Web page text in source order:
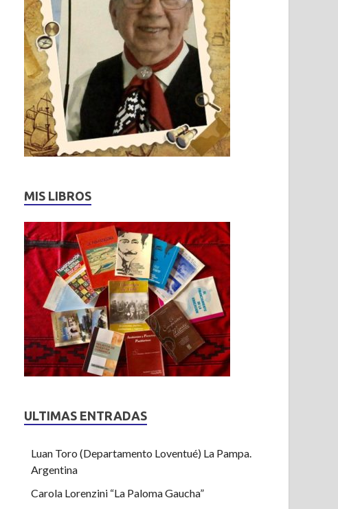
MIS LIBROS
ULTIMAS ENTRADAS
Luan Toro (Departamento Loventué) La Pampa.
Argentina
Carola Lorenzini “La Paloma Gaucha”